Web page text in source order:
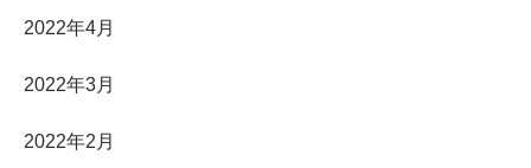
2022年4月
2022年3月
2022年2月